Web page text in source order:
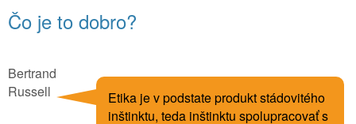
Čo je to dobro?
Bertrand
Russell
Etika je v podstate produkt stádovitého
inštinktu, teda inštinktu spolupracovať s